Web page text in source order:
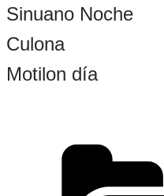
Sinuano Noche
Culona
Motilon día